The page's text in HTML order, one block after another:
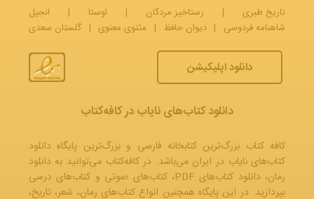
تاریخ طبری | رستاخیز مردگان | اوستا |
انجیل
شاهنامه فردوسی | دیوان حافظ | مثنوی معنوی | گلستان سعدی
دانلود اپلیکیشن
دانلود کتاب‌های نایاب در کافه‌کتاب
کافه کتاب بزرگ‌ترین کتابخانه فارسی و بزرگ‌ترین پایگاه دانلود
کتاب‌های نایاب در ایران می‌باشد. در کافه‌کتاب می‌توانید به دانلود
رمان، دانلود کتاب‌های PDF، کتاب‌های صوتی و کتاب‌های درسی
بپردازید. در این پایگاه همچنین انواع کتاب‌های رمان، شعر، تاریخ،